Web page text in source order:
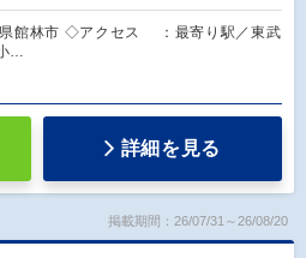
林市 ◇アクセス ：最寄り駅／東武
…
詳細を見る
掲載期間：26/07/31～26/08/20